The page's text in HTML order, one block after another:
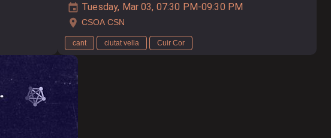
Tuesday, Mar 03, 07:30 PM-09:30 PM
CSOA CSN
cant ciutat vella Cuir Cor